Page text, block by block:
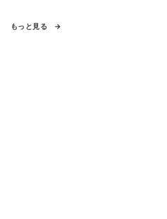
もっと見る